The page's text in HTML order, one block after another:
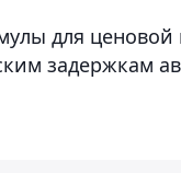
для
задержкам